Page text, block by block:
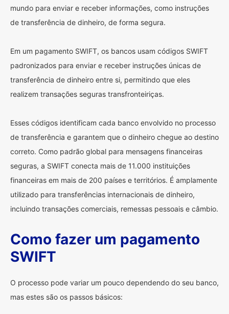
mundo para enviar e receber informações, como instruções
de transferência de dinheiro, de forma segura.
Em um pagamento SWIFT, os bancos usam códigos SWIFT
padronizados para enviar e receber instruções únicas de
transferência de dinheiro entre si, permitindo que eles
realizem transações seguras transfronteiriças.
Esses códigos identificam cada banco envolvido no processo
de transferência e garantem que o dinheiro chegue ao destino
correto. Como padrão global para mensagens financeiras
seguras, a SWIFT conecta mais de 11.000 instituições
financeiras em mais de 200 países e territórios. É amplamente
utilizado para transferências internacionais de dinheiro,
incluindo transações comerciais, remessas pessoais e câmbio.
Como fazer um pagamento
SWIFT
O processo pode variar um pouco dependendo do seu banco,
mas estes são os passos básicos: